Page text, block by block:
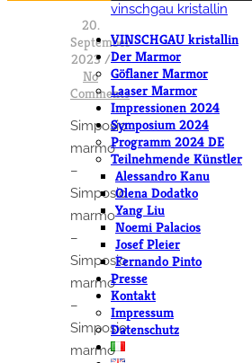
20.
September
2023 /
No
Comments
Simposio
marmo
–
Simposio
marmo
–
Simposio
marmo
–
Simposio
marmo
vinschgau kristallin
VINSCHGAU kristallin
Der Marmor
Göflaner Marmor
Laaser Marmor
Impressionen 2024
Symposium 2024
Programm 2024 DE
Teilnehmende Künstler
Alessandro Kanu
Olena Dodatko
Yang Liu
Noemi Palacios
Josef Pleier
Fernando Pinto
Presse
Kontakt
Impressum
Datenschutz